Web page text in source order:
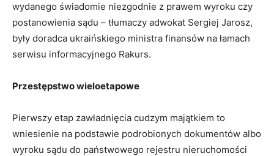
wydanego świadomie niezgodnie z prawem wyroku czy
postanowienia sądu – tłumaczy adwokat Sergiej Jarosz,
były doradca ukraińskiego ministra finansów na łamach
serwisu informacyjnego Rakurs.
Przestępstwo wieloetapowe
Pierwszy etap zawładnięcia cudzym majątkiem to
wniesienie na podstawie podrobionych dokumentów albo
wyroku sądu do państwowego rejestru nieruchomości